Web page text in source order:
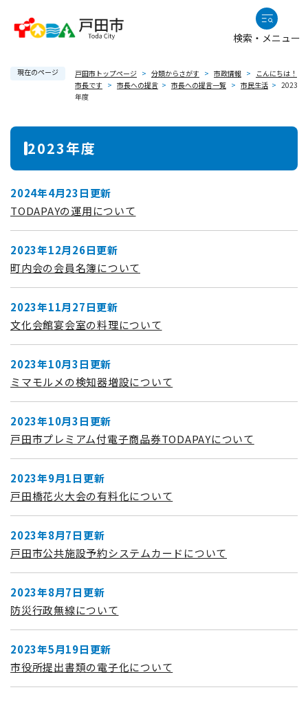
検索・メニュー
現在のページ 戸田市トップページ > 分類からさがす > 市政情報 >
こんにちは！
市長です > 市長への提言 > 市長への提言一覧 > 市民生活 > 2023
年度
本
2023年度
2024年4月23日更新
TODAPAYの運用について
2023年12月26日更新
町内会の会員名簿について
2023年11月27日更新
文化会館宴会室の料理について
2023年10月3日更新
ミマモルメの検知器増設について
2023年10月3日更新
戸田市プレミアム付電子商品券TODAPAYについて
2023年9月1日更新
戸田橋花火大会の有料化について
2023年8月7日更新
戸田市公共施設予約システムカードについて
2023年8月7日更新
防災行政無線について
2023年5月19日更新
市役所提出書類の電子化について